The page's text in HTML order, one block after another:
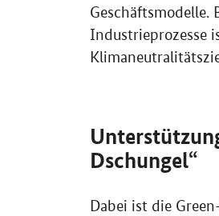
Industrieprozesse
Dschungel“
Dabei ist die